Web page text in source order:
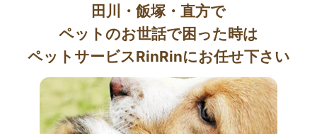
田川・飯塚・直方で
ペットのお世話で困った時は
ペットサービスRinRinにお任せ下さい